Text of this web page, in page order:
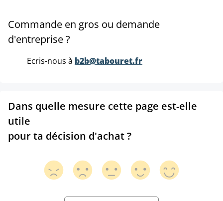
Commande en gros ou demande
d'entreprise ?
Ecris-nous à b2b@tabouret.fr
Dans quelle mesure cette page est-elle
utile
pour ta décision d'achat ?